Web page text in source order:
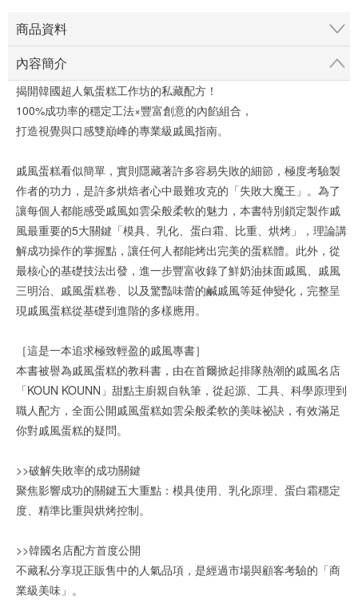
商品資料
內容簡介
揭開韓國超人氣蛋糕工作坊的私藏配方！
100%成功率的穩定工法×豐富創意的內餡組合，
打造視覺與口感雙巔峰的專業級戚風指南。
戚風蛋糕看似簡單，實則隱藏著許多容易失敗的細節，極度考驗製
作者的功力，是許多烘焙者心中最難攻克的「失敗大魔王」。為了
讓每個人都能感受戚風如雲朵般柔軟的魅力，本書特別鎖定製作戚
風最重要的5大關鍵「模具、乳化、蛋白霜、比重、烘烤」，理論講
解成功操作的掌握點，讓任何人都能烤出完美的蛋糕體。此外，從
最核心的基礎技法出發，進一步豐富收錄了鮮奶油抹面戚風、戚風
三明治、戚風蛋糕卷、以及驚豔味蕾的鹹戚風等延伸變化，完整呈
現戚風蛋糕從基礎到進階的多樣應用。
［這是一本追求極致輕盈的戚風專書］
本書被譽為戚風蛋糕的教科書，由在首爾掀起排隊熱潮的戚風名店
「KOUN KOUNN」甜點主廚親自執筆，從起源、工具、科學原理到
職人配方，全面公開戚風蛋糕如雲朵般柔軟的美味祕訣，有效滿足
你對戚風蛋糕的疑問。
>>破解失敗率的成功關鍵
聚焦影響成功的關鍵五大重點：模具使用、乳化原理、蛋白霜穩定
度、精準比重與烘烤控制。
>>韓國名店配方首度公開
不藏私分享現正販售中的人氣品項，是經過市場與顧客考驗的「商
業級美味」。